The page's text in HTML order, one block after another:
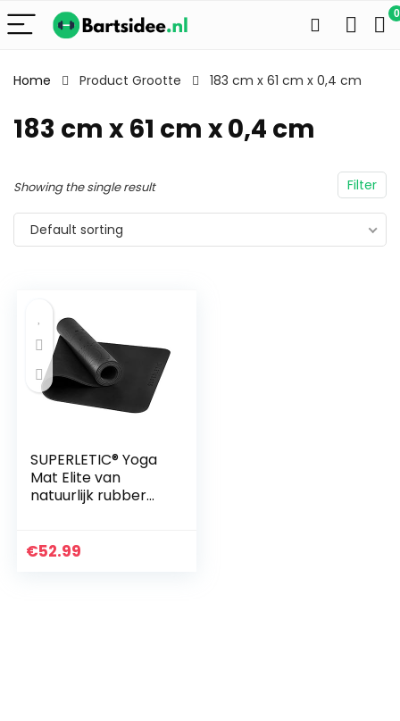
0
Home Product Grootte 183 cm x 61 cm x 0,4 cm
183 cm x 61 cm x 0,4 cm
Filter
Showing the single result
Default sorting
SUPERLETIC® Yoga
Mat Elite van
natuurlijk rubber
vrij van schadelijke
€52.99